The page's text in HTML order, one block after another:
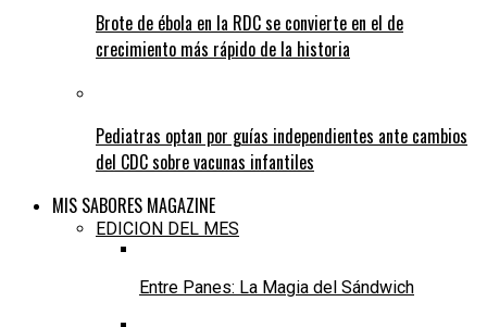
Brote de ébola en la RDC se convierte en el de
crecimiento más rápido de la historia
Pediatras optan por guías independientes ante cambios
del CDC sobre vacunas infantiles
MIS SABORES MAGAZINE
EDICION DEL MES
Entre Panes: La Magia del Sándwich